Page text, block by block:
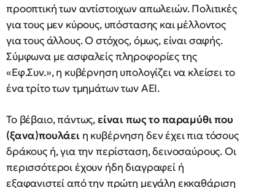
προοπτική των αντίστοιχων απωλειών. Πολιτικές
για τους μεν κύρους, υπόστασης και μέλλοντος
για τους άλλους. Ο στόχος, όμως, είναι σαφής.
Σύμφωνα με ασφαλείς πληροφορίες της
«Εφ.Συν.», η κυβέρνηση υπολογίζει να κλείσει το
ένα τρίτο των τμημάτων των ΑΕΙ.
Το βέβαιο, πάντως,είναι πως το παραμύθι που
(ξανα)πουλάειη κυβέρνηση δεν έχει πια τόσους
δράκους ή, για την περίσταση, δεινοσαύρους. Οι
περισσότεροι έχουν ήδη διαγραφεί ή
εξαφανιστεί από την πρώτη μεγάλη εκκαθάριση